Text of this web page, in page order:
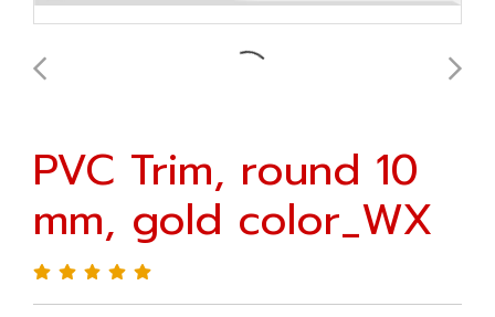
PVC Trim, round 10
mm, gold color_WX